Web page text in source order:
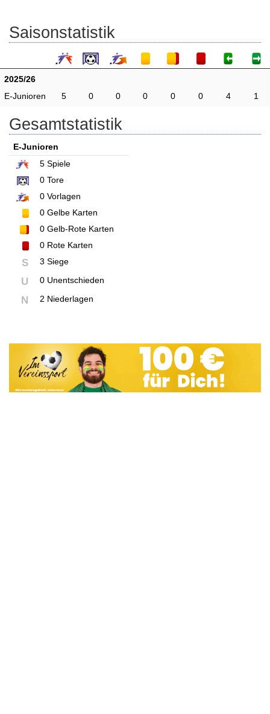
Saisonstatistik
2025/26
E-Junioren
5 0 0 0 0 0 4 1
Gesamtstatistik
E-Junioren
5 Spiele
0 Tore
0 Vorlagen
0 Gelbe Karten
0 Gelb-Rote Karten
0 Rote Karten
S 3 Siege
U 0 Unentschieden
N 2 Niederlagen